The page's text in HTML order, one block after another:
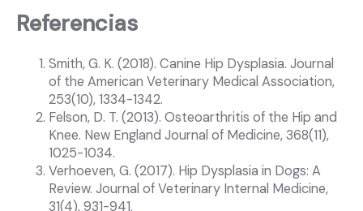
Referencias
Smith, G. K. (2018). Canine Hip Dysplasia. Journal
of the American Veterinary Medical Association,
253(10), 1334-1342.
Felson, D. T. (2013). Osteoarthritis of the Hip and
Knee. New England Journal of Medicine, 368(11),
1025-1034.
Verhoeven, G. (2017). Hip Dysplasia in Dogs: A
Review. Journal of Veterinary Internal Medicine,
31(4), 931-941.